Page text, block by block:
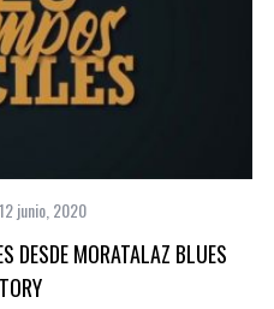
12 junio, 2020
DESDE MORATALAZ BLUES